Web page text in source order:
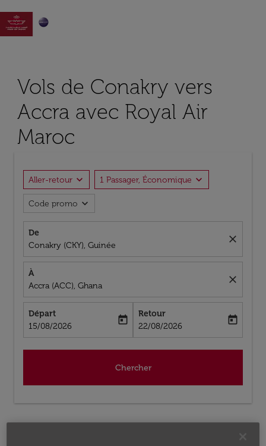

Vols de Conakry vers
Accra avec Royal Air
Maroc
Aller-retour expand_more 1 Passager, Économique expand_more
Code promo expand_more
De
Conakry (CKY), Guinée
close
À
Accra (ACC), Ghana
close
Départ
fc-booking-departure-date-aria-label
15/08/2026
today
Retour
fc-booking-return-date-aria-label
22/08/2026
today
Chercher